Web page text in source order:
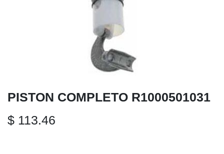
PISTON COMPLETO R1000501031
$ 113.46